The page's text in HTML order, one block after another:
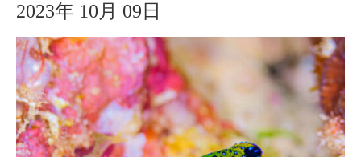
2023年 10月 09日